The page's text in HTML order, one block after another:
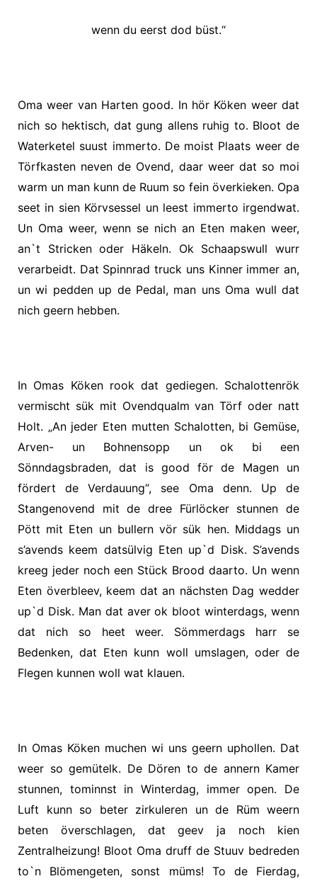
wenn du eerst dod büst.“
Oma weer van Harten good. In hör Köken weer dat
nich so hektisch, dat gung allens ruhig to. Bloot de
Waterketel suust immerto. De moist Plaats weer de
Törfkasten neven de Ovend, daar weer dat so moi
warm un man kunn de Ruum so fein överkieken. Opa
seet in sien Körvsessel un leest immerto irgendwat.
Un Oma weer, wenn se nich an Eten maken weer,
an`t Stricken oder Häkeln. Ok Schaapswull wurr
verarbeidt. Dat Spinnrad truck uns Kinner immer an,
un wi pedden up de Pedal, man uns Oma wull dat
nich geern hebben.
In Omas Köken rook dat gediegen. Schalottenrök
vermischt sük mit Ovendqualm van Törf oder natt
Holt. „An jeder Eten mutten Schalotten, bi Gemüse,
Arven- un Bohnensopp un ok bi een
Sönndagsbraden, dat is good för de Magen un
fördert de Verdauung“, see Oma denn. Up de
Stangenovend mit de dree Fürlöcker stunnen de
Pött mit Eten un bullern vör sük hen. Middags un
s’avends keem datsülvig Eten up`d Disk. S’avends
kreeg jeder noch een Stück Brood daarto. Un wenn
Eten överbleev, keem dat an nächsten Dag wedder
up`d Disk. Man dat aver ok bloot winterdags, wenn
dat nich so heet weer. Sömmerdags harr se
Bedenken, dat Eten kunn woll umslagen, oder de
Flegen kunnen woll wat klauen.
In Omas Köken muchen wi uns geern uphollen. Dat
weer so gemütelk. De Dören to de annern Kamer
stunnen, tominnst in Winterdag, immer open. De
Luft kunn so beter zirkuleren un de Rüm weern
beten överschlagen, dat geev ja noch kien
Zentralheizung! Bloot Oma druff de Stuuv bedreden
to`n Blömengeten, sonst müms! To de Fierdag,